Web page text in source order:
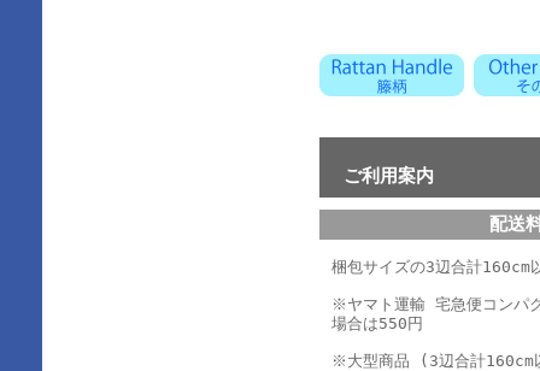
ご利用案内
配送
梱包サイズの3辺合計
※ヤマト運輸 宅急便コンパ
場合は550円
※大型商品 (3辺合計160cm